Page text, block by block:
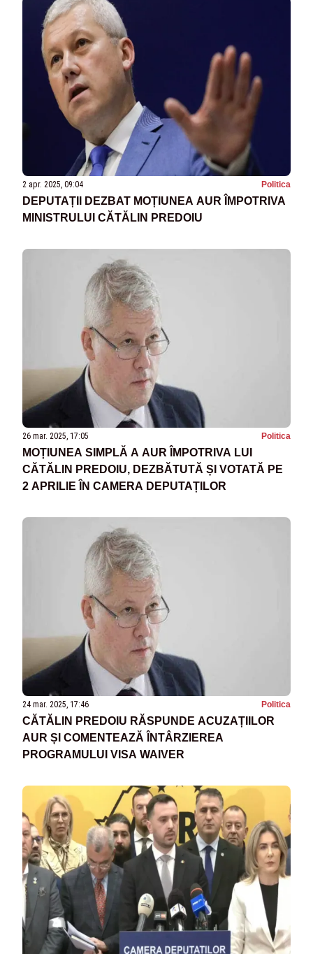
2 apr. 2025, 09:04 Politica
DEPUTAȚII DEZBAT MOȚIUNEA AUR ÎMPOTRIVA
MINISTRULUI CĂTĂLIN PREDOIU
26 mar. 2025, 17:05 Politica
MOȚIUNEA SIMPLĂ A AUR ÎMPOTRIVA LUI
CĂTĂLIN PREDOIU, DEZBĂTUTĂ ȘI VOTATĂ PE
2 APRILIE ÎN CAMERA DEPUTAȚILOR
24 mar. 2025, 17:46 Politica
CĂTĂLIN PREDOIU RĂSPUNDE ACUZAȚIILOR
AUR ȘI COMENTEAZĂ ÎNTÂRZIEREA
PROGRAMULUI VISA WAIVER